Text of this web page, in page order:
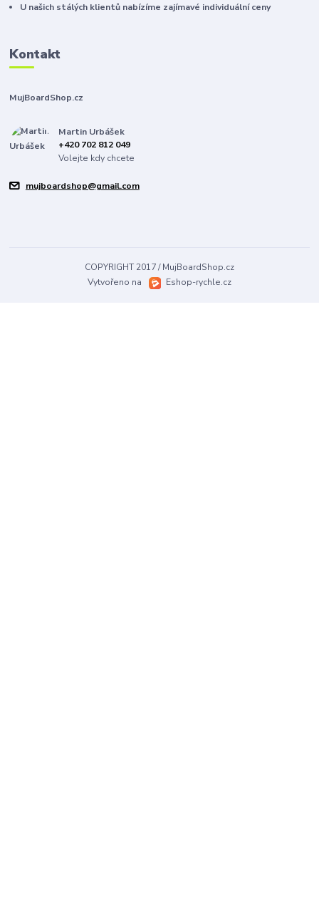
U našich stálých klientů nabízíme zajímavé individuální ceny
Kontakt
MujBoardShop.cz
Martin Urbášek
+420 702 812 049
Volejte kdy chcete
mujboardshop@gmail.com
COPYRIGHT 2017 / MujBoardShop.cz
Vytvořeno na
Eshop-rychle.cz